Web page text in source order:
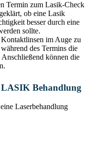
Termin zum Lasik-Check
ob eine Lasik
besser durch eine
sollte.
im Auge zu
des Termins die
können die
Behandlung
Laserbehandlung